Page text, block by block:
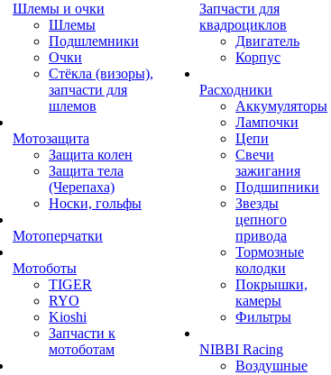
Шлемы и очки
Шлемы
Подшлемники
Очки
Стёкла (визоры),
запчасти для
шлемов
Мотозащита
Защита колен
Защита тела
(Черепаха)
Носки, гольфы
Мотоперчатки
Мотоботы
TIGER
RYO
Kioshi
Запчасти к
мотоботам
Запчасти для
квадроциклов
Двигатель
Корпус
Расходники
Аккумуляторы
Лампочки
Цепи
Свечи
зажигания
Подшипники
Звезды
цепного
привода
Тормозные
колодки
Покрышки,
камеры
Фильтры
NIBBI Racing
Воздушные